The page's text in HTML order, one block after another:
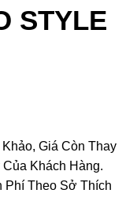
STYLE
Giá Còn Thay
Khách Hàng.
Phí Theo Sở Thích